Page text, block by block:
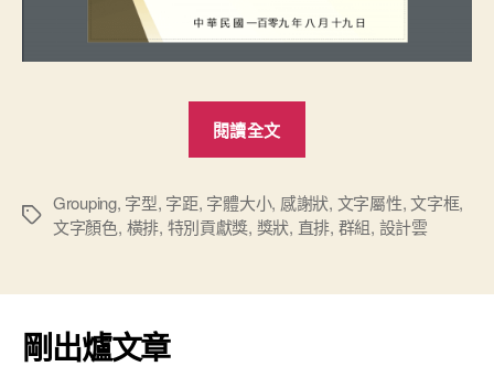
閱讀全文
線
上
平
標
Grouping, 字型, 字距, 字體大小, 感謝狀, 文字屬性,文字框,
文字顏色, 橫排, 特別貢獻獎, 獎狀, 直排, 群組, 設計雲
剛出爐文章